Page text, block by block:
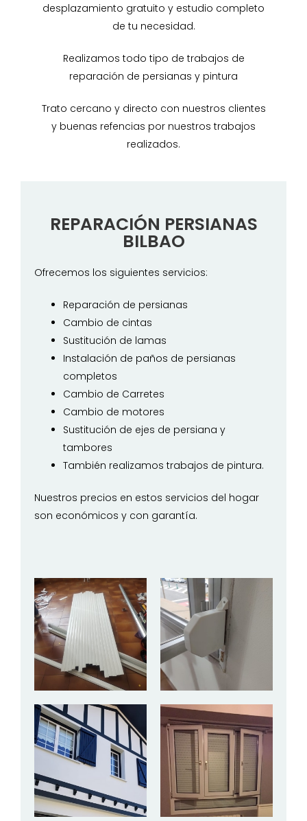
desplazamiento gratuito y estudio completo
de tu necesidad.
Realizamos todo tipo de trabajos de
reparación de persianas y pintura
Trato cercano y directo con nuestros clientes
y buenas refencias por nuestros trabajos
realizados.
REPARACIÓN PERSIANAS
BILBAO
Ofrecemos los siguientes servicios:
Reparación de persianas
Cambio de cintas
Sustitución de lamas
Instalación de paños de persianas
completos
Cambio de Carretes
Cambio de motores
Sustitución de ejes de persiana y
tambores
También realizamos trabajos de pintura.
Nuestros precios en estos servicios del hogar
son económicos y con garantía.